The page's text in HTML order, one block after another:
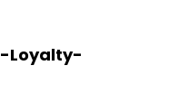
Loyalty-